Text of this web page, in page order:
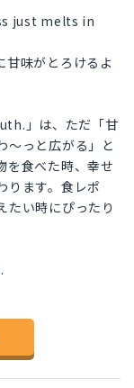
just melts in
甘味がとろけるよ
」は、ただ「甘
〜っと広がる」と
を食べた時、幸せ
ります。食レポ
たい時にぴったり